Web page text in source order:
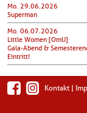
Mo. 29.06.2026
Superman
Mo. 06.07.2026
Little Women [OmU]
Gala-Abend &
Eintritt!
Kontakt |